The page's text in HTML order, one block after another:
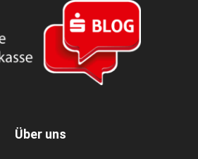
Über uns